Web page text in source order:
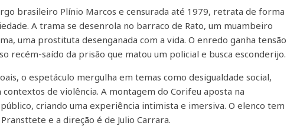
brasileiro Plínio Marcos e censurada até 1979, retrata de forma
A trama se desenrola no barraco de Rato, um muambeiro
uma prostituta desenganada com a vida. O enredo ganha tensão
recém-saído da prisão que matou um policial e busca esconderijo.
o espetáculo mergulha em temas como desigualdade social,
de violência. A montagem do Corifeu aposta na
criando uma experiência intimista e imersiva. O elenco tem
e a direção é de Julio Carrara.